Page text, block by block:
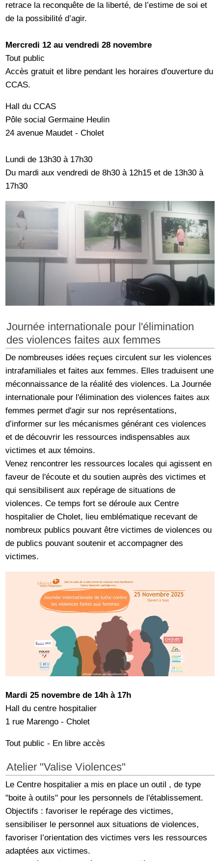
retrace la reconquête de la liberté, de l’estime de soi et
de la possibilité d’agir.
Mercredi 12 au vendredi 28 novembre
Tout public
Accès gratuit et libre pendant les horaires d'ouverture du
CCAS.
Hall du CCAS
Pôle social Germaine Heulin
24 avenue Maudet - Cholet
Lundi de 13h30 à 17h30
Du mardi aux vendredi de 8h30 à 12h15 et de 13h30 à
17h30
Journée internationale pour l'élimination
des violences faites aux femmes
De nombreuses idées reçues circulent sur les violences
intrafamiliales et faites aux femmes. Elles traduisent une
méconnaissance de la réalité des violences. La Journée
internationale pour l'élimination des violences faites aux
femmes permet d'agir sur nos représentations,
d’informer sur les mécanismes générant ces violences
et de découvrir les ressources indispensables aux
victimes et aux témoins.
Venez rencontrer les ressources locales qui agissent en
faveur de l'écoute et du soutien auprès des victimes et
qui sensibilisent aux repérage de situations de
violences. Ce temps fort se déroule aux Centre
hospitalier de Cholet, lieu emblématique recevant de
nombreux publics pouvant être victimes de violences ou
de publics pouvant soutenir et accompagner des
victimes.
Mardi 25 novembre de 14h à 17h
Hall du centre hospitalier
1 rue Marengo - Cholet
Tout public - En libre accès
Atelier "Valise Violences"
Le Centre hospitalier a mis en place un outil , de type
"boite à outils" pour les personnels de l'établissement.
Objectifs : favoriser le repérage des victimes,
sensibiliser le personnel aux situations de violences,
favoriser l’orientation des victimes vers les ressources
adaptées aux victimes.